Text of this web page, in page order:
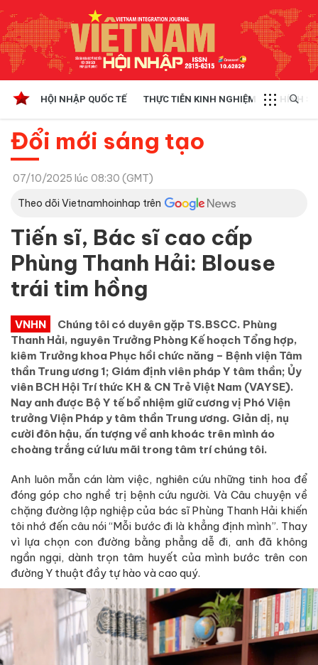
HỘI NHẬP QUỐC TẾ THỰC TIỄN KINH NGHIỆM CHÍNH
Đổi mới sáng tạo
07/10/2025 lúc 08:30 (GMT)
Theo dõi Vietnamhoinhap trên
Tiến sĩ, Bác sĩ cao cấp
Phùng Thanh Hải: Blouse
trái tim hồng
VNHN
Chúng tôi có duyên gặp TS.BSCC. Phùng
Thanh Hải, nguyên Trưởng Phòng Kế hoạch Tổng hợp,
kiêm Trưởng khoa Phục hồi chức năng – Bệnh viện Tâm
thần Trung ương 1; Giám định viên pháp Y tâm thần; Ủy
viên BCH Hội Trí thức KH & CN Trẻ Việt Nam (VAYSE).
Nay anh được Bộ Y tế bổ nhiệm giữ cương vị Phó Viện
trưởng Viện Pháp y tâm thần Trung ương. Giản dị, nụ
cười đôn hậu, ấn tượng về anh khoác trên mình áo
choàng trắng cứ lưu mãi trong tâm trí chúng tôi.
Anh luôn mẫn cán làm việc, nghiên cứu những tinh hoa để
đóng góp cho nghề trị bệnh cứu người. Và Câu chuyện về
chặng đường lập nghiệp của bác sĩ Phùng Thanh Hải khiến
tôi nhớ đến câu nói “Mỗi bước đi là khẳng định mình”. Thay
vì lựa chọn con đường bằng phẳng dễ đi, anh đã không
ngần ngại, dành trọn tâm huyết của mình bước trên con
đường Y thuật đầy tự hào và cao quý.